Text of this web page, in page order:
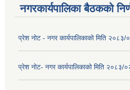
नगरकार्यपालिका बैठकको
प्रेश नोट - नगर कार्यपालिकाको मिति
प्रेश नोट- नगर कार्यपालिकाको मिति २०८३/